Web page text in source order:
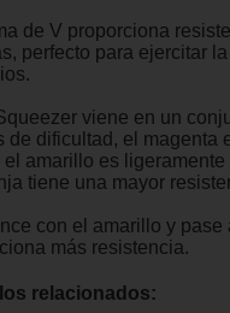
de V proporciona
perfecto para ejercitar
viene en un
de dificultad, el magenta
el amarillo es
tiene una mayor
con el amarillo y pase
más resistencia.
relacionados: